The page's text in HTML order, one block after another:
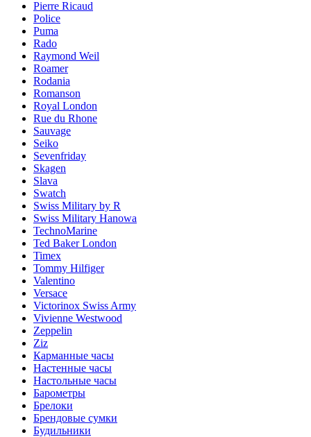
Pierre Ricaud
Police
Puma
Rado
Raymond Weil
Roamer
Rodania
Romanson
Royal London
Rue du Rhone
Sauvage
Seiko
Sevenfriday
Skagen
Slava
Swatch
Swiss Military by R
Swiss Military Hanowa
TechnoMarine
Ted Baker London
Timex
Tommy Hilfiger
Valentino
Versace
Victorinox Swiss Army
Vivienne Westwood
Zeppelin
Ziz
Карманные часы
Настенные часы
Настольные часы
Барометры
Брелоки
Брендовые сумки
Будильники